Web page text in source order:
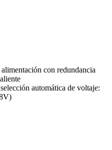
con redundancia
automática de voltaje: